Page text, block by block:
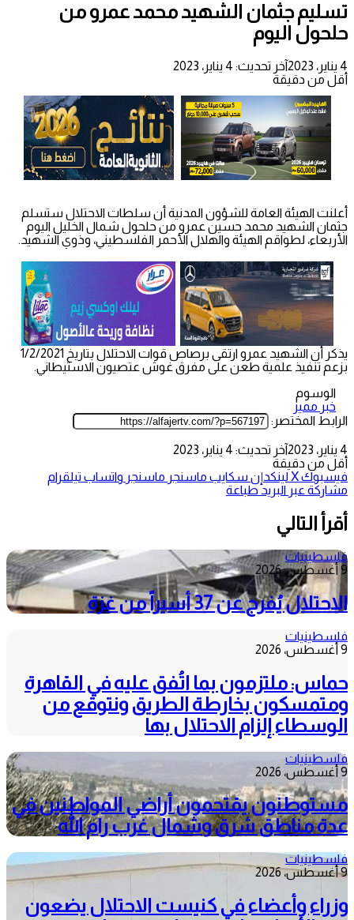
تسليم جثمان الشهيد محمد عمرو من
حلحول اليوم
4 يناير، 2023
آخر تحديث: 4 يناير، 2023
أقل من دقيقة
أعلنت الهيئة العامة للشؤون المدنية أن سلطات الاحتلال ستسلم
جثمان الشهيد محمد حسين عمرو من حلحول شمال الخليل اليوم
الأربعاء، لطواقم الهيئة والهلال الأحمر الفلسطيني، وذوي الشهيد.
يذكر أن الشهيد عمرو ارتقى برصاص قوات الاحتلال بتاريخ 1/2/2021
بزعم تنفيذ علمية طعن على مفرق غوش عتصيون الاستيطاني.
الوسوم
خبر مميز
الرابط المختصر:
4 يناير، 2023
آخر تحديث: 4 يناير، 2023
أقل من دقيقة
فيسبوك‫Xلينكدإن سكايب ماسنجر ماسنجر واتساب تيلقرام
مشاركة عبر البريد طباعة
أقرأ التالي
فلسطينيات
9 أغسطس، 2026
الاحتلال يُفرج عن 37 أسيراً من غزة
فلسطينيات
9 أغسطس، 2026
حماس: ملتزمون بما اتُفق عليه في القاهرة
ومتمسكون بخارطة الطريق ونتوقع من
الوسطاء إلزام الاحتلال بها
فلسطينيات
9 أغسطس، 2026
مستوطنون يقتحمون أراضي المواطنين في
عدة مناطق شرق وشمال غرب رام الله
فلسطينيات
9 أغسطس، 2026
وزراء وأعضاء في كنيست الاحتلال يضعون